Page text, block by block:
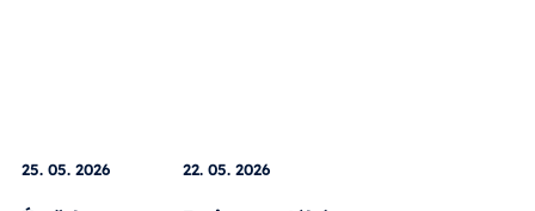
25. 05. 2026 22. 05. 2026